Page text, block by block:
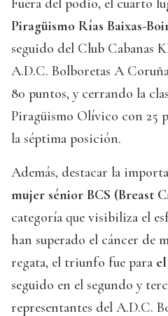
Fuera del podio, el cuarto
Piragüismo Rías Baixas-
seguido del Club Cabanas
A.D.C. Bolboretas A
80 puntos, y cerrando la
Piragüismo Olívico con 25
la séptima posición.
Además, destacar la
mujer sénior BCS (Breast
categoría que visibiliza el
han superado el cáncer de
regata, el triunfo fue para
seguido en el segundo y
representantes del A.D.C.